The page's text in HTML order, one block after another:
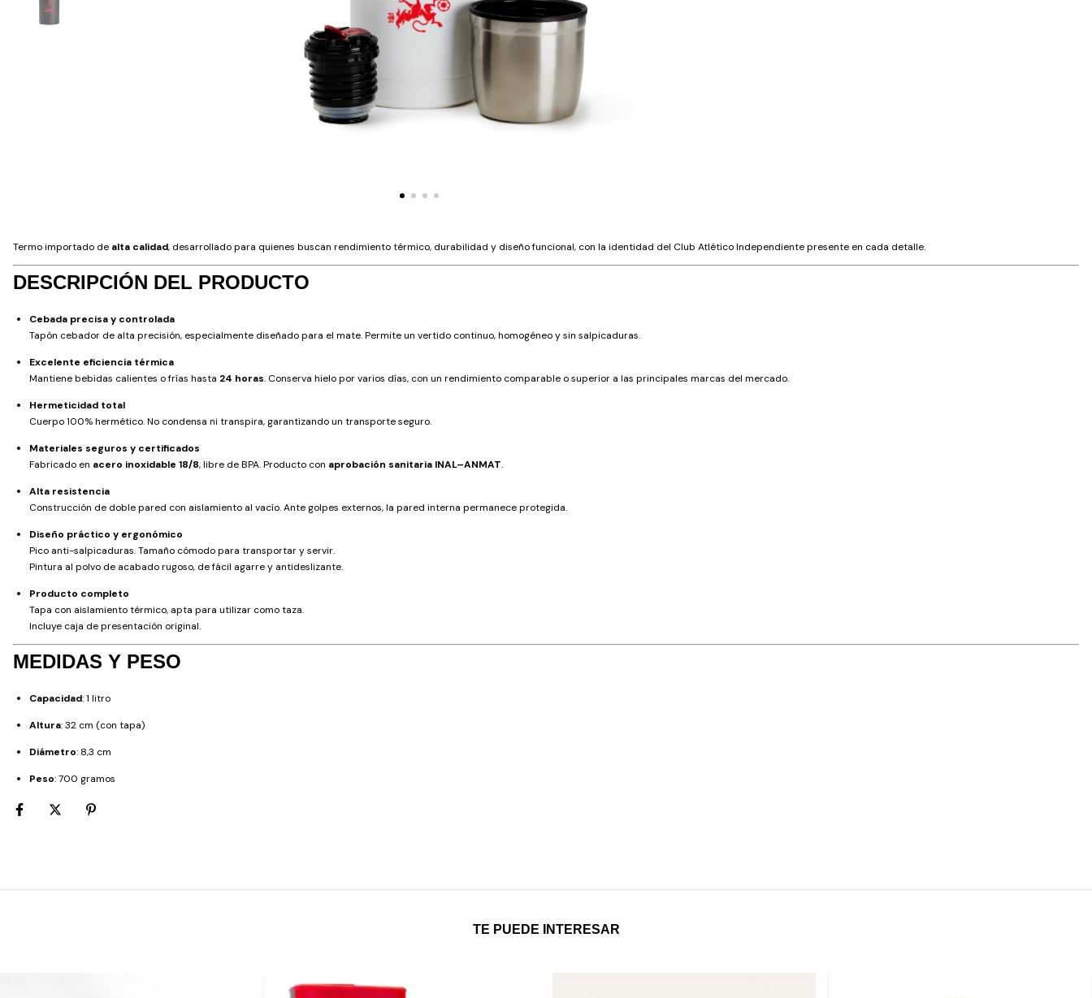
Termo importado de alta calidad, desarrollado para quienes buscan rendimiento térmico, durabilidad y diseño funcional, con la identidad del Club Atlético Independiente presente en cada detalle.
DESCRIPCIÓN DEL PRODUCTO
Cebada precisa y controlada
Tapón cebador de alta precisión, especialmente diseñado para el mate. Permite un vertido continuo, homogéneo y sin salpicaduras.
Excelente eficiencia térmica
Mantiene bebidas calientes o frías hasta 24 horas. Conserva hielo por varios días, con un rendimiento comparable o superior a las principales marcas del mercado.
Hermeticidad total
Cuerpo 100% hermético. No condensa ni transpira, garantizando un transporte seguro.
Materiales seguros y certificados
Fabricado en acero inoxidable 18/8, libre de BPA. Producto con aprobación sanitaria INAL–ANMAT.
Alta resistencia
Construcción de doble pared con aislamiento al vacío. Ante golpes externos, la pared interna permanece protegida.
Diseño práctico y ergonómico
Pico anti-salpicaduras. Tamaño cómodo para transportar y servir.
Pintura al polvo de acabado rugoso, de fácil agarre y antideslizante.
Producto completo
Tapa con aislamiento térmico, apta para utilizar como taza.
Incluye caja de presentación original.
MEDIDAS Y PESO
Capacidad: 1 litro
Altura: 32 cm (con tapa)
Diámetro: 8,3 cm
Peso: 700 gramos
TE PUEDE INTERESAR